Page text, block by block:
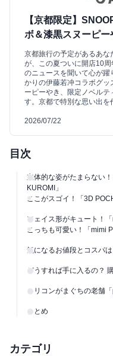
【京都限定】
ボ＆漆黒スヌーピー
京都旅行の予定があるあ
が、この夏ついに開店10
のニュースを聞いて心が躍
かりの伊藤若冲コラボグッ
ーピーやき、限定ノベルテ
す。京都で特別な思い出を
2026/07/22
目次
立体的な姿がたまらない
KUROMI」
ここがスゴイ！「3D
フェイス形がキュート！
こっちも可愛い！「mimi
気になるお値段とコスパは
どうすれば手に入るの？
シリコンがまぐちの老舗
まとめ
カテゴリ